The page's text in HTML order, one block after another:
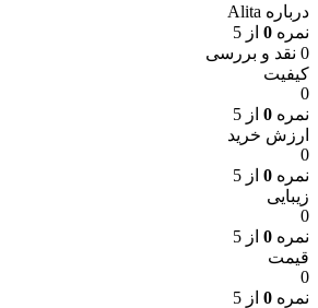
درباره Alita
نمره 0 از 5
0 نقد و بررسی
کیفیت
0
نمره 0 از 5
ارزش خرید
0
نمره 0 از 5
زیبایی
0
نمره 0 از 5
قیمت
0
نمره 0 از 5